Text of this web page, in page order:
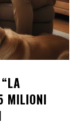
MILIONI